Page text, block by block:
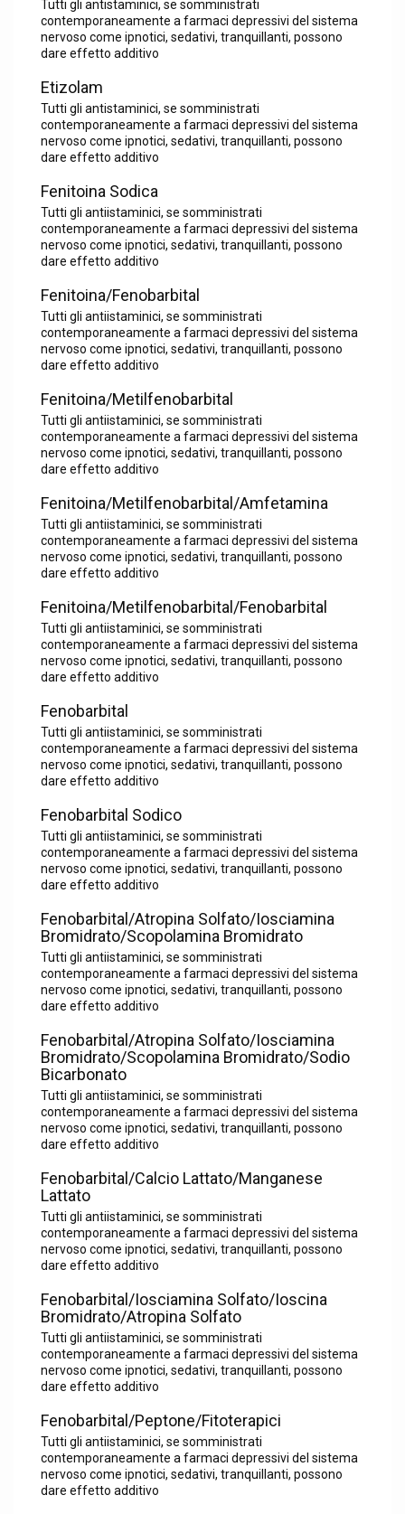
Tutti gli antistaminici, se somministrati
contemporaneamente a farmaci depressivi del sistema
nervoso come ipnotici, sedativi, tranquillanti, possono
dare effetto additivo
Etizolam
Tutti gli antistaminici, se somministrati
contemporaneamente a farmaci depressivi del sistema
nervoso come ipnotici, sedativi, tranquillanti, possono
dare effetto additivo
Fenitoina Sodica
Tutti gli antiistaminici, se somministrati
contemporaneamente a farmaci depressivi del sistema
nervoso come ipnotici, sedativi, tranquillanti, possono
dare effetto additivo
Fenitoina/Fenobarbital
Tutti gli antiistaminici, se somministrati
contemporaneamente a farmaci depressivi del sistema
nervoso come ipnotici, sedativi, tranquillanti, possono
dare effetto additivo
Fenitoina/Metilfenobarbital
Tutti gli antiistaminici, se somministrati
contemporaneamente a farmaci depressivi del sistema
nervoso come ipnotici, sedativi, tranquillanti, possono
dare effetto additivo
Fenitoina/Metilfenobarbital/Amfetamina
Tutti gli antiistaminici, se somministrati
contemporaneamente a farmaci depressivi del sistema
nervoso come ipnotici, sedativi, tranquillanti, possono
dare effetto additivo
Fenitoina/Metilfenobarbital/Fenobarbital
Tutti gli antiistaminici, se somministrati
contemporaneamente a farmaci depressivi del sistema
nervoso come ipnotici, sedativi, tranquillanti, possono
dare effetto additivo
Fenobarbital
Tutti gli antiistaminici, se somministrati
contemporaneamente a farmaci depressivi del sistema
nervoso come ipnotici, sedativi, tranquillanti, possono
dare effetto additivo
Fenobarbital Sodico
Tutti gli antiistaminici, se somministrati
contemporaneamente a farmaci depressivi del sistema
nervoso come ipnotici, sedativi, tranquillanti, possono
dare effetto additivo
Fenobarbital/Atropina Solfato/Iosciamina
Bromidrato/Scopolamina Bromidrato
Tutti gli antiistaminici, se somministrati
contemporaneamente a farmaci depressivi del sistema
nervoso come ipnotici, sedativi, tranquillanti, possono
dare effetto additivo
Fenobarbital/Atropina Solfato/Iosciamina
Bromidrato/Scopolamina Bromidrato/Sodio
Bicarbonato
Tutti gli antiistaminici, se somministrati
contemporaneamente a farmaci depressivi del sistema
nervoso come ipnotici, sedativi, tranquillanti, possono
dare effetto additivo
Fenobarbital/Calcio Lattato/Manganese
Lattato
Tutti gli antiistaminici, se somministrati
contemporaneamente a farmaci depressivi del sistema
nervoso come ipnotici, sedativi, tranquillanti, possono
dare effetto additivo
Fenobarbital/Iosciamina Solfato/Ioscina
Bromidrato/Atropina Solfato
Tutti gli antiistaminici, se somministrati
contemporaneamente a farmaci depressivi del sistema
nervoso come ipnotici, sedativi, tranquillanti, possono
dare effetto additivo
Fenobarbital/Peptone/Fitoterapici
Tutti gli antiistaminici, se somministrati
contemporaneamente a farmaci depressivi del sistema
nervoso come ipnotici, sedativi, tranquillanti, possono
dare effetto additivo